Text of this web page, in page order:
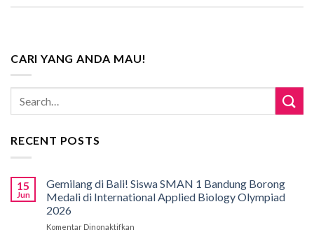
CARI YANG ANDA MAU!
RECENT POSTS
15
Jun
Gemilang di Bali! Siswa SMAN 1 Bandung Borong
Medali di International Applied Biology Olympiad
2026
Komentar Dinonaktifkan